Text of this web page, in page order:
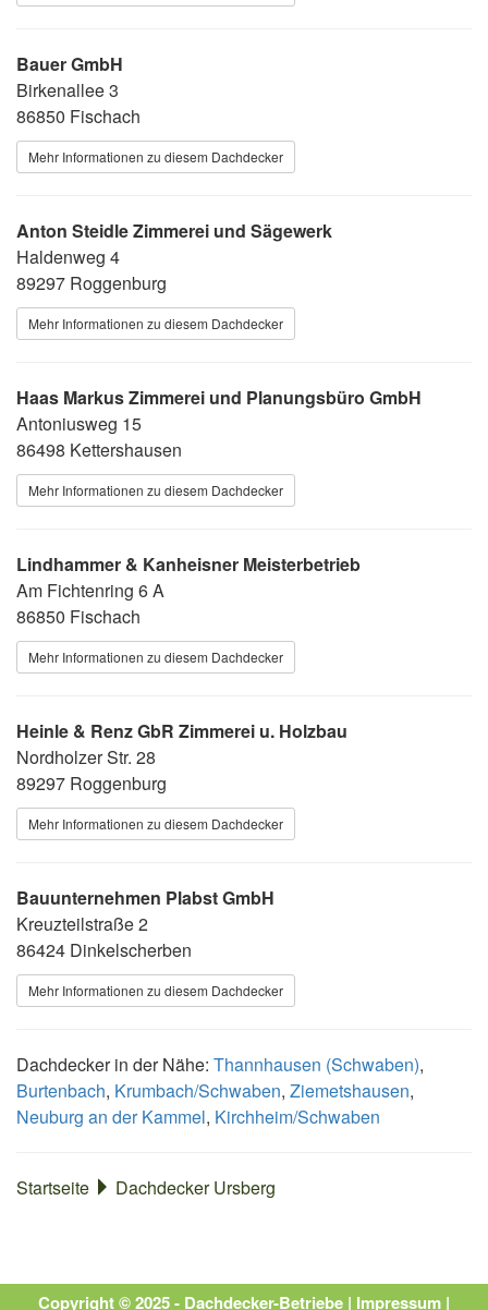
Bauer GmbH
Birkenallee 3
86850 Fischach
Mehr Informationen zu diesem Dachdecker
Anton Steidle Zimmerei und Sägewerk
Haldenweg 4
89297 Roggenburg
Mehr Informationen zu diesem Dachdecker
Haas Markus Zimmerei und Planungsbüro GmbH
Antoniusweg 15
86498 Kettershausen
Mehr Informationen zu diesem Dachdecker
Lindhammer & Kanheisner Meisterbetrieb
Am Fichtenring 6 A
86850 Fischach
Mehr Informationen zu diesem Dachdecker
Heinle & Renz GbR Zimmerei u. Holzbau
Nordholzer Str. 28
89297 Roggenburg
Mehr Informationen zu diesem Dachdecker
Bauunternehmen Plabst GmbH
Kreuzteilstraße 2
86424 Dinkelscherben
Mehr Informationen zu diesem Dachdecker
Dachdecker in der Nähe: Thannhausen (Schwaben),
Burtenbach, Krumbach/Schwaben, Ziemetshausen,
Neuburg an der Kammel, Kirchheim/Schwaben
Startseite Dachdecker Ursberg
Copyright © 2025 - Dachdecker-Betriebe | Impressum |